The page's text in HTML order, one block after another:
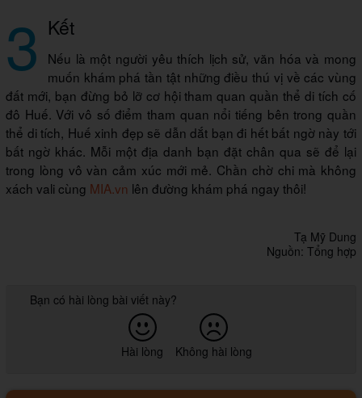
3 Kết
Nếu là một người yêu thích lịch sử, văn hóa và mong
muốn khám phá tần tật những điều thú vị về các vùng
đất mới, bạn đừng bỏ lỡ cơ hội tham quan quần thể di tích cố
đô Huế. Với vô số điểm tham quan nổi tiếng bên trong quần
thể di tích, Huế xinh đẹp sẽ dẫn dắt bạn đi hết bất ngờ này tới
bất ngờ khác. Mỗi một địa danh bạn đặt chân qua sẽ để lại
trong lòng vô vàn cảm xúc mới mẻ. Chần chờ chi mà không
xách vali cùng MIA.vn lên đường khám phá ngay thôi!
Tạ Mỹ Dung
Nguồn: Tổng hợp
Bạn có hài lòng bài viết này?
Hài lòng Không hài lòng